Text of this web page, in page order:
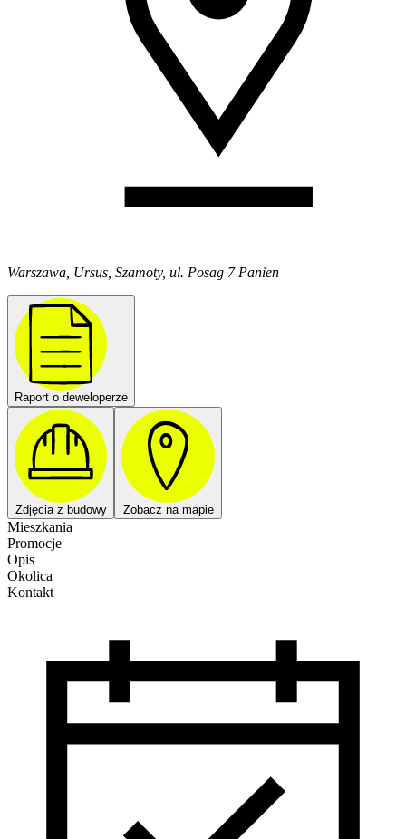
Warszawa, Ursus, Szamoty, ul. Posag 7 Panien
Raport o deweloperze
Zdjęcia z budowy Zobacz na mapie
Mieszkania
Promocje
Opis
Okolica
Kontakt